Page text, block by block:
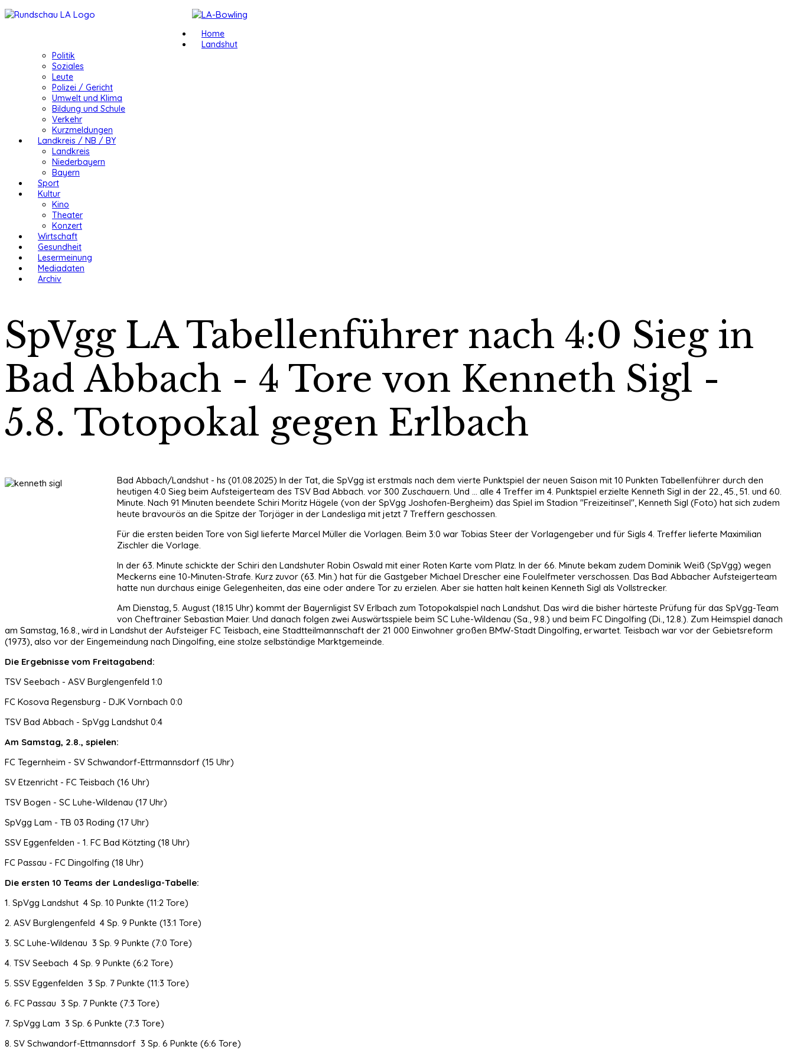
Home
Landshut
Politik
Soziales
Leute
Polizei / Gericht
Umwelt und Klima
Bildung und Schule
Verkehr
Kurzmeldungen
Landkreis / NB / BY
Landkreis
Niederbayern
Bayern
Sport
Kultur
Kino
Theater
Konzert
Wirtschaft
Gesundheit
Lesermeinung
Mediadaten
Archiv
SpVgg LA Tabellenführer nach 4:0 Sieg in
Bad Abbach - 4 Tore von Kenneth Sigl -
5.8. Totopokal gegen Erlbach
Bad Abbach/Landshut - hs (01.08.2025) In der Tat, die SpVgg ist erstmals nach dem vierte Punktspiel der neuen Saison mit 10 Punkten Tabellenführer durch den
heutigen 4:0 Sieg beim Aufsteigerteam des TSV Bad Abbach. vor 300 Zuschauern. Und ... alle 4 Treffer im 4. Punktspiel erzielte Kenneth Sigl in der 22., 45., 51. und 60.
Minute. Nach 91 Minuten beendete Schiri Moritz Hägele (von der SpVgg Joshofen-Bergheim) das Spiel im Stadion "Freizeitinsel", Kenneth Sigl (Foto) hat sich zudem
heute bravourös an die Spitze der Torjäger in der Landesliga mit jetzt 7 Treffern geschossen.
Für die ersten beiden Tore von Sigl lieferte Marcel Müller die Vorlagen. Beim 3:0 war Tobias Steer der Vorlagengeber und für Sigls 4. Treffer lieferte Maximilian
Zischler die Vorlage.
In der 63. Minute schickte der Schiri den Landshuter Robin Oswald mit einer Roten Karte vom Platz. In der 66. Minute bekam zudem Dominik Weiß (SpVgg) wegen
Meckerns eine 10-Minuten-Strafe. Kurz zuvor (63. Min.) hat für die Gastgeber Michael Drescher eine Foulelfmeter verschossen. Das Bad Abbacher Aufsteigerteam
hatte nun durchaus einige Gelegenheiten, das eine oder andere Tor zu erzielen. Aber sie hatten halt keinen Kenneth Sigl als Vollstrecker.
Am Dienstag, 5. August (18.15 Uhr) kommt der Bayernligist SV Erlbach zum Totopokalspiel nach Landshut. Das wird die bisher härteste Prüfung für das SpVgg-Team
von Cheftrainer Sebastian Maier. Und danach folgen zwei Auswärtsspiele beim SC Luhe-Wildenau (Sa., 9.8.) und beim FC Dingolfing (Di., 12.8.). Zum Heimspiel danach
am Samstag, 16.8., wird in Landshut der Aufsteiger FC Teisbach, eine Stadtteilmannschaft der 21 000 Einwohner großen BMW-Stadt Dingolfing, erwartet. Teisbach war vor der Gebietsreform
(1973), also vor der Eingemeindung nach Dingolfing, eine stolze selbständige Marktgemeinde.
Die Ergebnisse vom Freitagabend:
TSV Seebach - ASV Burglengenfeld 1:0
FC Kosova Regensburg - DJK Vornbach 0:0
TSV Bad Abbach - SpVgg Landshut 0:4
Am Samstag, 2.8., spielen:
FC Tegernheim - SV Schwandorf-Ettrmannsdorf (15 Uhr)
SV Etzenricht - FC Teisbach (16 Uhr)
TSV Bogen - SC Luhe-Wildenau (17 Uhr)
SpVgg Lam - TB 03 Roding (17 Uhr)
SSV Eggenfelden - 1. FC Bad Kötzting (18 Uhr)
FC Passau - FC Dingolfing (18 Uhr)
Die ersten 10 Teams der Landesliga-Tabelle:
1. SpVgg Landshut 4 Sp. 10 Punkte (11:2 Tore)
2. ASV Burglengenfeld 4 Sp. 9 Punkte (13:1 Tore)
3. SC Luhe-Wildenau 3 Sp. 9 Punkte (7:0 Tore)
4. TSV Seebach 4 Sp. 9 Punkte (6:2 Tore)
5. SSV Eggenfelden 3 Sp. 7 Punkte (11:3 Tore)
6. FC Passau 3 Sp. 7 Punkte (7:3 Tore)
7. SpVgg Lam 3 Sp. 6 Punkte (7:3 Tore)
8. SV Schwandorf-Ettmannsdorf 3 Sp. 6 Punkte (6:6 Tore)